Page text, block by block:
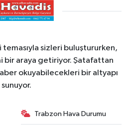
sizleri buluştururken,
bir araya getiriyor. Şatafattan
okuyabilecekleri bir altyapı
sunuyor.
Trabzon Hava Durumu